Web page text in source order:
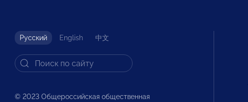
Русский English 中文
© 2023 Общероссийская общественная